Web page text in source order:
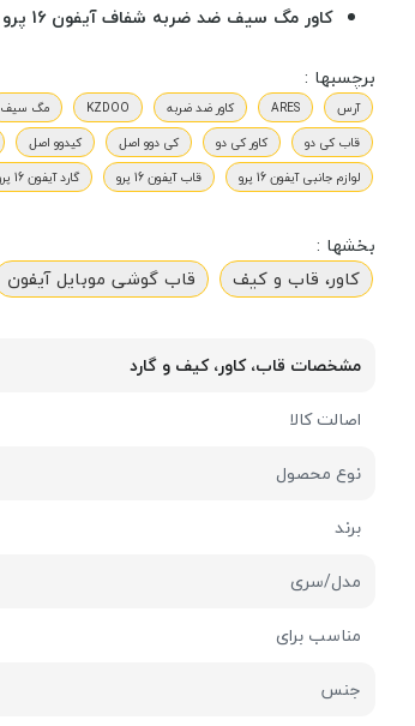
کاور مگ سیف ضد ضربه شفاف آیفون 16 پرو کی زد دوو KZDOO MAG ARES SPORT iPhone 16 Pro
برچسبها :
آرس ARES کاور ضد ضربه KZDOO مگ سیف
قاب کی دو
کاور کی دو کی دوو اصل کیدوو اصل
لوازم جانبی آیفون 16 پرو
قاب آیفون 16 پرو گارد آیفون 16 پرو
بخشها :
کاور، قاب و کیف
قاب گوشی موبایل آیفون
مشخصات قاب، کاور، کیف و گارد
اصالت کالا
نوع محصول
برند
مدل/سری
مناسب برای
جنس